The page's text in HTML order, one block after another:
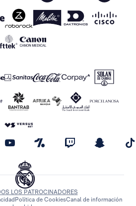
LOS PATROCINADORES
Política de CookiesCanal de información